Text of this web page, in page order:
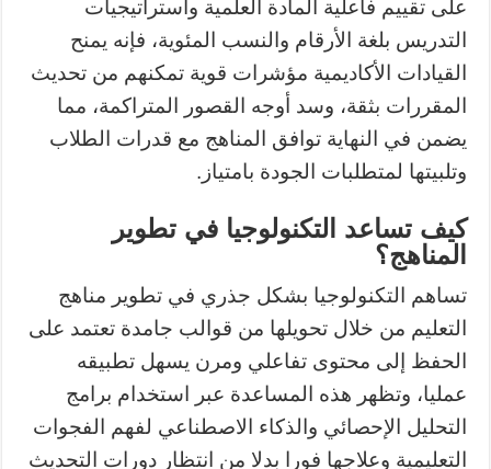
على تقييم فاعلية المادة العلمية واستراتيجيات
التدريس بلغة الأرقام والنسب المئوية، فإنه يمنح
القيادات الأكاديمية مؤشرات قوية تمكنهم من تحديث
المقررات بثقة، وسد أوجه القصور المتراكمة، مما
يضمن في النهاية توافق المناهج مع قدرات الطلاب
وتلبيتها لمتطلبات الجودة بامتياز.
كيف تساعد التكنولوجيا في تطوير
المناهج؟
تساهم التكنولوجيا بشكل جذري في تطوير مناهج
التعليم من خلال تحويلها من قوالب جامدة تعتمد على
الحفظ إلى محتوى تفاعلي ومرن يسهل تطبيقه
عمليا، وتظهر هذه المساعدة عبر استخدام برامج
التحليل الإحصائي والذكاء الاصطناعي لفهم الفجوات
التعليمية وعلاجها فورا بدلا من انتظار دورات التحديث